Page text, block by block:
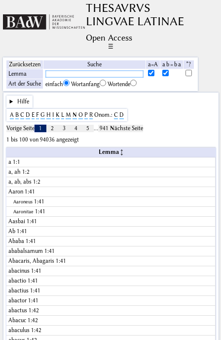
THESAVRVS
LINGVAE LATINAE
Open Access
☰
Zurücksetzen Suche a=A a b = b a
*?
Lemma
Art der Suche
einfach Wortanfang Wortende
Hilfe
A B C D E F G H K L M N O P R Onom.: C D
Vorige Seite 1 2 3 4 5 … 941 Nächste Seite
1 bis 100 von 94036 angezeigt
Lemma
a 1:1
a, ah 1:2
a, ab, abs 1:2
Aaron 1:41
Aaroneus 1:41
Aaronitae 1:41
Aasbai 1:41
Ab 1:41
Ababa 1:41
ababalsamum 1:41
Abacaris, Abagaris 1:41
abacinus 1:41
abactio 1:41
abactius 1:41
abactor 1:41
abactus 1:42
Abacuc 1:42
abaculus 1:42